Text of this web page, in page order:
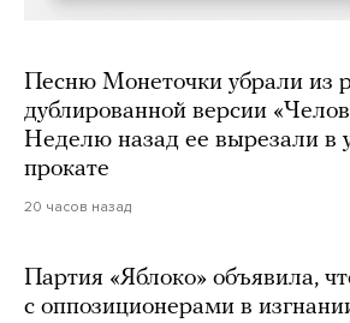
Песню Монеточки убрали из
дублированной версии
Неделю назад ее вырезали в
прокате
20 часов назад
Партия «Яблоко» объявила,
с оппозиционерами в